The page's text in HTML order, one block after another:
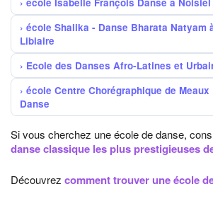
école Shalika - Danse Bharata Natyam
Libiaire
Ecole des Danses Afro-Latines et
école Centre Chorégraphique de
Danse
Si vous cherchez une école de danse,
danse classique les plus prestigieuses
Découvrez comment trouver une école